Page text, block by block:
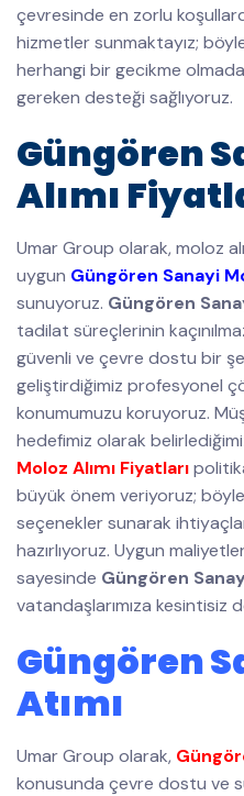
çevresinde en zorlu
hizmetler sunmaktayız;
herhangi bir gecikme
gereken desteği sağlıyoruz.
Güngören
Alımı
Umar Group olarak, moloz
uygun Güngören Sanayi
sunuyoruz. Güngören
tadilat süreçlerinin
güvenli ve çevre dostu bir
geliştirdiğimiz profesyonel
konumumuzu koruyoruz.
hedefimiz olarak
Moloz Alımı Fiyatları
büyük önem veriyoruz;
seçenekler sunarak
hazırlıyoruz. Uygun
sayesinde Güngören
vatandaşlarımıza kesintisiz
Güngören
Atımı
Umar Group olarak,
konusunda çevre dostu ve